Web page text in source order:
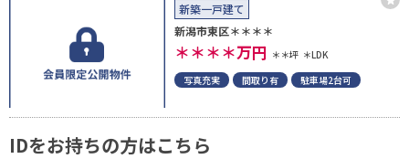
新築一戸建て
新潟市東区＊＊＊＊
＊＊＊＊万円 ＊＊坪 ＊LDK
写真充実
間取り有 駐車場2台可
IDをお持ちの方はこちら